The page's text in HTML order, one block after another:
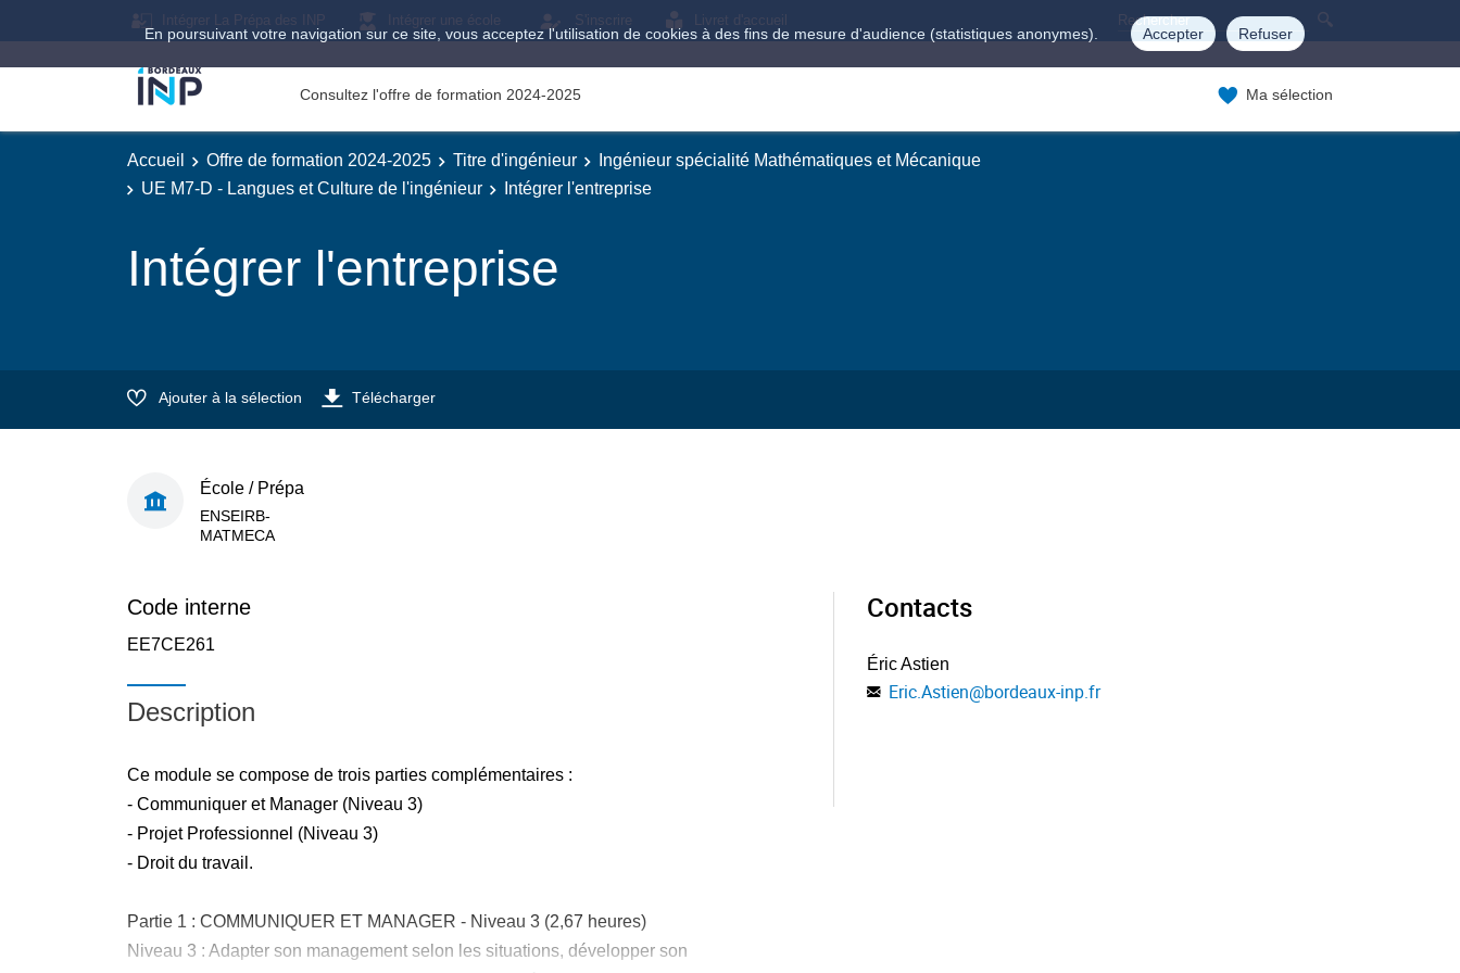
En poursuivant votre navigation sur ce site, vous acceptez l'utilisation de cookies à des fins de mesure d'audience (statistiques anonymes). Accepter Refuser
Intégrer La Prépa des INP Intégrer une école S'inscrire Livret d'accueil
Consultez l'offre de formation 2024-2025 Ma sélection
Accueil Offre de formation 2024-2025 Titre d'ingénieur
Ingénieur spécialité Mathématiques et Mécanique
UE M7-D - Langues et Culture de l'ingénieur
Intégrer l'entreprise
Intégrer l'entreprise
Ajouter à la sélection Télécharger
École / Prépa
ENSEIRB-
MATMECA
Code interne
EE7CE261
Description
Ce module se compose de trois parties complémentaires :
- Communiquer et Manager (Niveau 3)
- Projet Professionnel (Niveau 3)
- Droit du travail.
Partie 1 : COMMUNIQUER ET MANAGER - Niveau 3 (2,67 heures)
Niveau 3 : Adapter son management selon les situations, développer son
Contacts
Éric Astien
Eric.Astien@bordeaux-inp.fr